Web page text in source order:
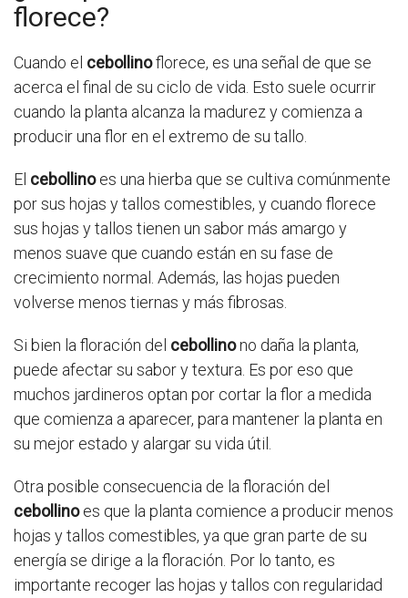
florece?
Cuando el cebollinoflorece, es una señal de que se
acerca el final de su ciclo de vida. Esto suele ocurrir
cuando la planta alcanza la madurez y comienza a
producir una flor en el extremo de su tallo.
El cebollinoes una hierba que se cultiva comúnmente
por sus hojas y tallos comestibles, y cuando florece
sus hojas y tallos tienen un sabor más amargo y
menos suave que cuando están en su fase de
crecimiento normal. Además, las hojas pueden
volverse menos tiernas y más fibrosas.
Si bien la floración del cebollinono daña la planta,
puede afectar su sabor y textura. Es por eso que
muchos jardineros optan por cortar la flor a medida
que comienza a aparecer, para mantener la planta en
su mejor estado y alargar su vida útil.
Otra posible consecuencia de la floración del
cebollinoes que la planta comience a producir menos
hojas y tallos comestibles, ya que gran parte de su
energía se dirige a la floración. Por lo tanto, es
importante recoger las hojas y tallos con regularidad